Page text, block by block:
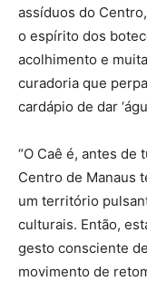
assíduos do
o espírito dos
acolhimento e
curadoria que
cardápio de dar
“O Caê é, antes de
Centro de Manaus
um território
culturais. Então,
gesto consciente
movimento de